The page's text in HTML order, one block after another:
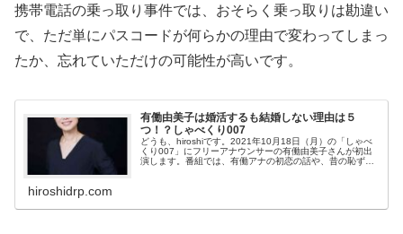
携帯電話の乗っ取り事件では、おそらく乗っ取りは勘違い
で、ただ単にパスコードが何らかの理由で変わってしまっ
たか、忘れていただけの可能性が高いです。
有働由美子は婚活するも結婚しない理由は５
つ！？しゃべくり007
どうも、hiroshiです。2021年10月18日（月）の「しゃべ
くり007」にフリーアナウンサーの有働由美子さんが初出
演します。番組では、有働アナの初恋の話や、昔の恥ずか
hiroshidrp.com